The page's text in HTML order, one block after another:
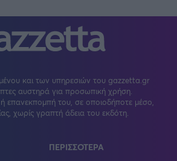
και των υπηρεσιών του gazzetta.gr
αυστηρά για προσωπική χρήση.
επανεκπομπή του, σε οποιοδήποτε μέσο,
χωρίς γραπτή άδεια του εκδότη.
ΠΕΡΙΣΣΟΤΕΡΑ